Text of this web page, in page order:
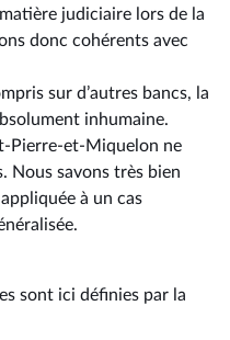
judiciaire lors de la
donc cohérents avec
sur d’autres bancs, la
inhumaine.
Pierre-et-Miquelon ne
Nous savons très bien
à un cas
sont ici définies par la